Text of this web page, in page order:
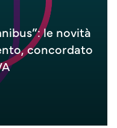
le novità
concordato